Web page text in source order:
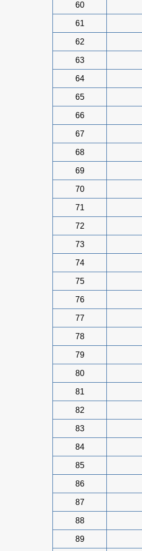
60
61
62
63
64
65
66
67
68
69
70
71
72
73
74
75
76
77
78
79
80
81
82
83
84
85
86
87
88
89